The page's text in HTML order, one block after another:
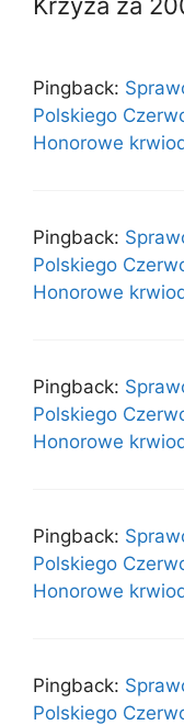
Pingback:
Polskiego
Honorowe
Pingback:
Polskiego
Honorowe
Pingback:
Polskiego
Honorowe
Pingback:
Polskiego
Honorowe
Pingback:
Polskiego